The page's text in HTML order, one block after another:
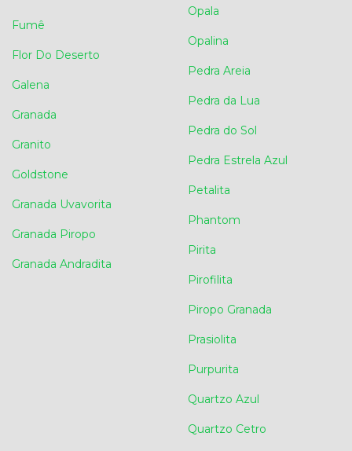
Fumê
Flor Do Deserto
Galena
Granada
Granito
Goldstone
Granada Uvavorita
Granada Piropo
Granada Andradita
Opala
Opalina
Pedra Areia
Pedra da Lua
Pedra do Sol
Pedra Estrela Azul
Petalita
Phantom
Pirita
Pirofilita
Piropo Granada
Prasiolita
Purpurita
Quartzo Azul
Quartzo Cetro